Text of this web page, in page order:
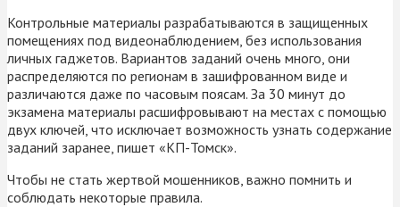
Контрольные материалы разрабатываются в защищенных
помещениях под видеонаблюдением, без использования
личных гаджетов. Вариантов заданий очень много, они
распределяются по регионам в зашифрованном виде и
различаются даже по часовым поясам. За 30 минут до
экзамена материалы расшифровывают на местах с помощью
двух ключей, что исключает возможность узнать содержание
заданий заранее, пишет «КП-Томск».
Чтобы не стать жертвой мошенников, важно помнить и
соблюдать некоторые правила.